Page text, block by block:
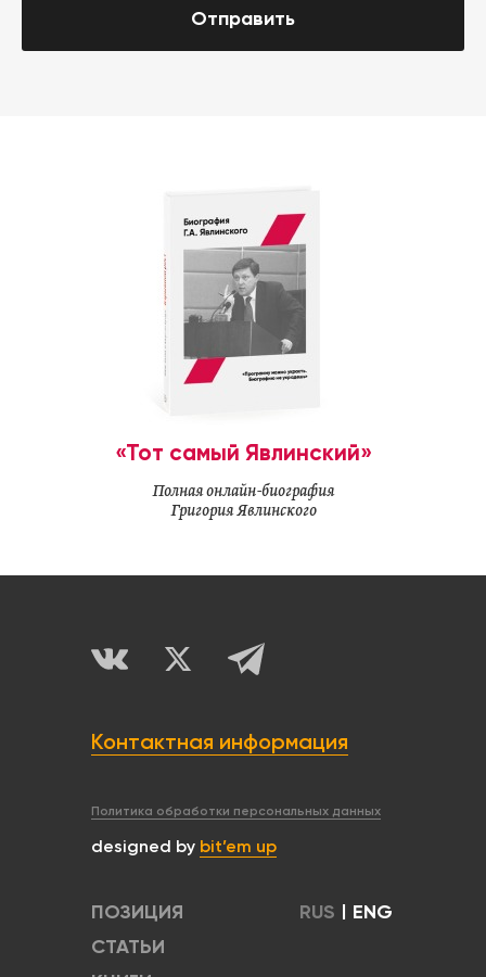
Отправить
«Тот самый Явлинский»
Полная онлайн-биография
Григория Явлинского
Контактная информация
Политика обработки персональных данных
designed by bit’em up
ПОЗИЦИЯ
СТАТЬИ
RUS | ENG